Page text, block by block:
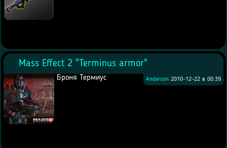
Mass Effect 2 "Terminus armor"
Anderson 2010-12-22 в 00:39
Броня Термиус